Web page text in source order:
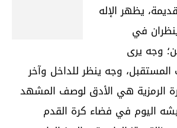
يظهر الإله
في
وجه يرى
وجه ينظر للداخل وآخر
الرمزية هي الأدق لوصف المشهد
اليوم في فضاء كرة القدم